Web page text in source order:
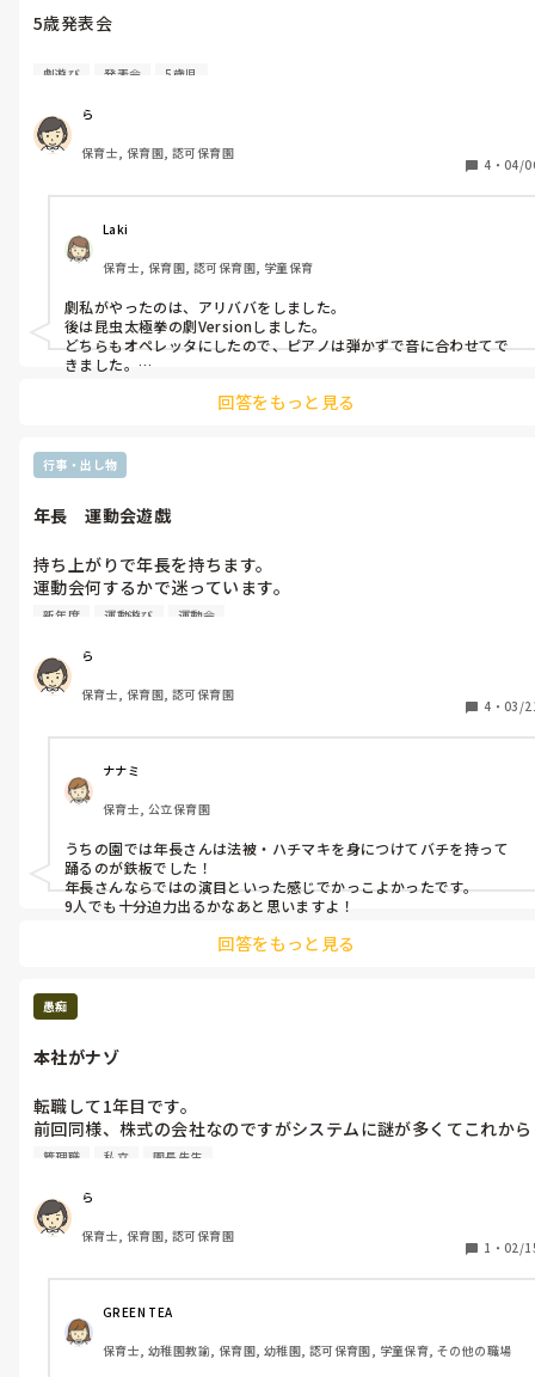
   子どもたちに将来の夢を絵や言葉で表現してもらい、保護者の前で
10. 感謝の気持ちを伝える活動：
    子どもたちが保護者への感謝の気持ちを込めたメッセージカード
を作り、渡す時間を設けます。
これらのアイデアは、特別な準備時間がなくても実施可能です。子ど
行することが大切です。また、普段の保育の様子を見てもらう良い機
会でもあるので、子どもたちの良さが自然と引き出されるような活
動を心がけましょう。​​​​​​​​​​​​​​​​
歳男児にどう接していけばいいか分かりません。なにかあります
5歳発表会
ピアノが苦手なので合奏の方にピアノ全神経使おうと思っていま
なので、劇はカラオケverの音源流して子どもに歌ってもらおう
と考えています。
劇遊び 発表会 5歳児
ら
保育士, 保育園, 認可保育園
4 ・ 04/
Laki
保育士, 保育園, 認可保育園, 学童保育
劇私がやったのは、アリババをしました。
後は昆虫太極拳の劇Versionしました。
どちらもオペレッタにしたので、ピアノは弾かずで音に合わせてで
きました。
昆虫太極拳は最後に昆虫太極拳の体操を皆でしたのでたのしんでま
回答をもっと見る
行事・出し物
年長　運動会遊戯
持ち上がりで年長を持ちます。
運動会何するかで迷っています。
年中ではポンポンを持ってかわいく元気いっぱい！な感じのダン
っています。
フラッグ(1本)ダンスはどうかなーと考えていてるのですが、９
しかいません。やっぱ大勢いた方が迫力があるのかとか指導の大
変さとか、こんな曲でやったことある！とか色々あれば全部参考
にしたいのでコメントくださると嬉しいです！
新年度 運動遊び 運動会
ら
保育士, 保育園, 認可保育園
4 ・ 03/
ナナミ
保育士, 公立保育園
うちの園では年長さんは法被・ハチマキを身につけてバチを持って
踊るのが鉄板でした！
年長さんならではの演目といった感じでかっこよかったです。
9人でも十分迫力出るかなあと思いますよ！
回答をもっと見る
愚痴
本社がナゾ
転職して1年目です。
前回同様、株式の会社なのですがシステムに謎が多くてこれから
が心配です。どうにかして欲しいとかじゃなくてただの愚痴で
ので今のところはそれはありません。ただの愚痴です。
2/14のバレンタインについて本社から「バレンタインの社員間の
中学生みたいで意味わからんです、、
3月の遠足でお弁当が必要だと主任から聞かされていたので、保
護者会で周知したら園長(園長は系列園からの異動でこの園では1
管理職 私立 園長先生
ら
保育士, 保育園, 認可保育園
1 ・ 02/
GREEN TEA
保育士, 幼稚園教諭, 保育園, 幼稚園, 認可保育園, 学童保育, その他の職場